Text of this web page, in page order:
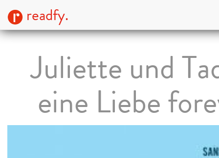
readfy.
Juliette und
eine Liebe